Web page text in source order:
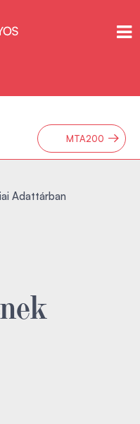
MTA200 →
Adattárban